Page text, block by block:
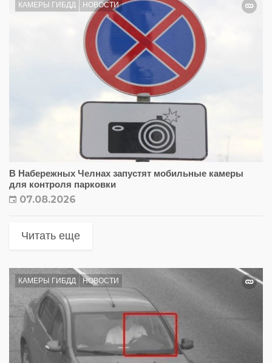
КАМЕРЫ ГИБДД НОВОСТИ
В Набережных Челнах запустят мобильные камеры
для контроля парковки
07.08.2026
Читать еще
КАМЕРЫ ГИБДД НОВОСТИ